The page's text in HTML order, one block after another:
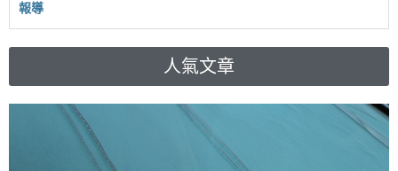
報導
人氣文章